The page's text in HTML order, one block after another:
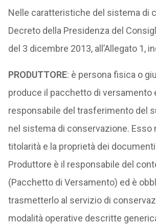
Nelle caratteristiche del sistema di
Decreto della Presidenza del
del 3 dicembre 2013, all’Allegato 1,
PRODUTTORE: è persona fisica o
produce il pacchetto di versamento
responsabile del trasferimento del
nel sistema di conservazione. Esso
titolarità e la proprietà dei
Produttore è il responsabile del
(Pacchetto di Versamento) ed è
trasmetterlo al servizio di
modalità operative descritte